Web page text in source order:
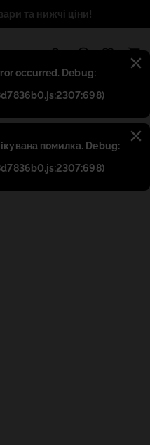
occurred. Debug:
помилка. Debug:
та нижчі ціни!